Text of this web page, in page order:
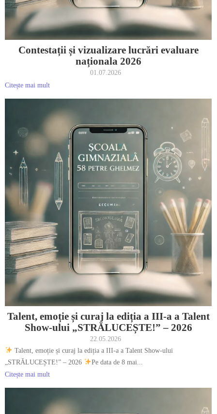
Contestații și vizualizare lucrări evaluare
naționala 2026
01.07.2026
Citește mai mult
Talent, emoție și curaj la ediția a III-a a Talent
Show-ului „STRĂLUCEȘTE!” – 2026
22.05.2026
Talent, emoție și curaj la ediția a III-a a Talent Show-ului
„STRĂLUCEȘTE!” – 2026
Pe data de 8 mai...
Citește mai mult